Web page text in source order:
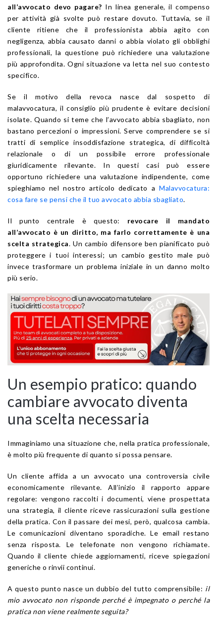
all’avvocato devo pagare? In linea generale, il compenso
per attività già svolte può restare dovuto. Tuttavia, se il
cliente ritiene che il professionista abbia agito con
negligenza, abbia causato danni o abbia violato gli obblighi
professionali, la questione può richiedere una valutazione
più approfondita. Ogni situazione va letta nel suo contesto
specifico.
Se il motivo della revoca nasce dal sospetto di
malavvocatura, il consiglio più prudente è evitare decisioni
isolate. Quando si teme che l’avvocato abbia sbagliato, non
bastano percezioni o impressioni. Serve comprendere se si
tratti di semplice insoddisfazione strategica, di difficoltà
relazionale o di un possibile errore professionale
giuridicamente rilevante. In questi casi può essere
opportuno richiedere una valutazione indipendente, come
spieghiamo nel nostro articolo dedicato a Malavvocatura:
cosa fare se pensi che il tuo avvocato abbia sbagliato.
Il punto centrale è questo: revocare il mandato
all’avvocato è un diritto, ma farlo correttamente è una
scelta strategica. Un cambio difensore ben pianificato può
proteggere i tuoi interessi; un cambio gestito male può
invece trasformare un problema iniziale in un danno molto
più serio.
Un esempio pratico: quando
cambiare avvocato diventa
una scelta necessaria
Immaginiamo una situazione che, nella pratica professionale,
è molto più frequente di quanto si possa pensare.
Un cliente affida a un avvocato una controversia civile
economicamente rilevante. All’inizio il rapporto appare
regolare: vengono raccolti i documenti, viene prospettata
una strategia, il cliente riceve rassicurazioni sulla gestione
della pratica. Con il passare dei mesi, però, qualcosa cambia.
Le comunicazioni diventano sporadiche. Le email restano
senza risposta. Le telefonate non vengono richiamate.
Quando il cliente chiede aggiornamenti, riceve spiegazioni
generiche o rinvii continui.
A questo punto nasce un dubbio del tutto comprensibile: il
mio avvocato non risponde perché è impegnato o perché la
pratica non viene realmente seguita?